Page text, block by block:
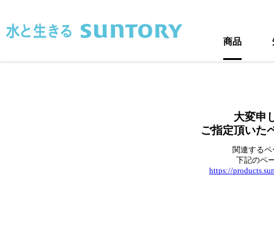
商品
大変申
ご指定頂いた
関連する
下記のペ
https://